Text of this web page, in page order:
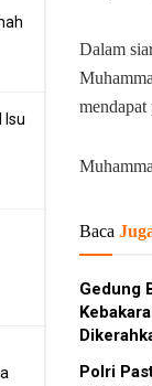
Isu
Dalam
Baca
Gedung
Polri